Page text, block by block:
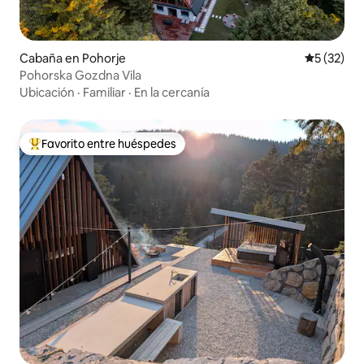
Cabaña en Pohorje
5 (32)
Pohorska Gozdna Vila
Ubicación · Familiar · En la cercanía
Favorito entre huéspedes preferido
Favorito entre huéspedes